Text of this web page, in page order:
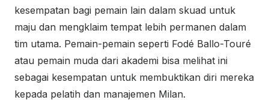
kesempatan bagi pemain lain dalam skuad untuk
maju dan mengklaim tempat lebih permanen dalam
tim utama. Pemain-pemain seperti Fodé Ballo-Touré
atau pemain muda dari akademi bisa melihat ini
sebagai kesempatan untuk membuktikan diri mereka
kepada pelatih dan manajemen Milan.